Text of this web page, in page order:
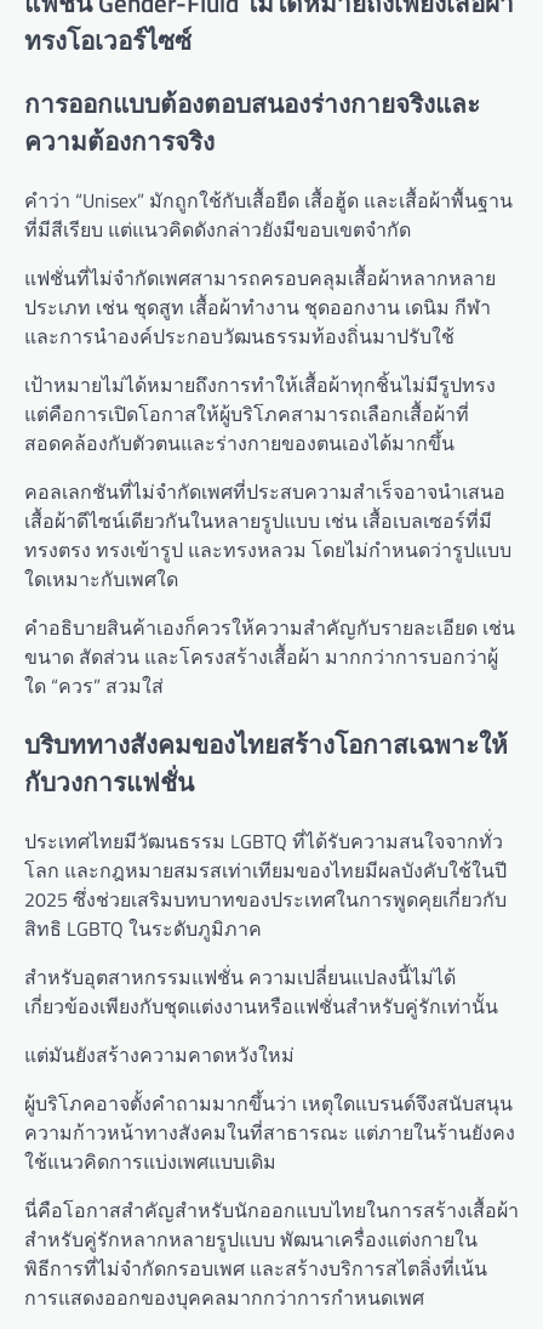
ทรงโอเวอร์ไซซ์
การออกแบบต้องตอบสนองร่างกายจริงและ
ความต้องการจริง
คำว่า “Unisex” มักถูกใช้กับเสื้อยืด เสื้อฮู้ด และเสื้อผ้าพื้นฐาน
ที่มีสีเรียบ แต่แนวคิดดังกล่าวยังมีขอบเขตจำกัด
แฟชั่นที่ไม่จำกัดเพศสามารถครอบคลุมเสื้อผ้าหลากหลาย
ประเภท เช่น ชุดสูท เสื้อผ้าทำงาน ชุดออกงาน เดนิม กีฬา
และการนำองค์ประกอบวัฒนธรรมท้องถิ่นมาปรับใช้
เป้าหมายไม่ได้หมายถึงการทำให้เสื้อผ้าทุกชิ้นไม่มีรูปทรง
แต่คือการเปิดโอกาสให้ผู้บริโภคสามารถเลือกเสื้อผ้าที่
สอดคล้องกับตัวตนและร่างกายของตนเองได้มากขึ้น
คอลเลกชันที่ไม่จำกัดเพศที่ประสบความสำเร็จอาจนำเสนอ
เสื้อผ้าดีไซน์เดียวกันในหลายรูปแบบ เช่น เสื้อเบลเซอร์ที่มี
ทรงตรง ทรงเข้ารูป และทรงหลวม โดยไม่กำหนดว่ารูปแบบ
ใดเหมาะกับเพศใด
คำอธิบายสินค้าเองก็ควรให้ความสำคัญกับรายละเอียด เช่น
ขนาด สัดส่วน และโครงสร้างเสื้อผ้า มากกว่าการบอกว่าผู้
ใด “ควร” สวมใส่
บริบททางสังคมของไทยสร้างโอกาสเฉพาะให้
กับวงการแฟชั่น
ประเทศไทยมีวัฒนธรรม LGBTQ ที่ได้รับความสนใจจากทั่ว
โลก และกฎหมายสมรสเท่าเทียมของไทยมีผลบังคับใช้ในปี
2025 ซึ่งช่วยเสริมบทบาทของประเทศในการพูดคุยเกี่ยวกับ
สิทธิ LGBTQ ในระดับภูมิภาค
สำหรับอุตสาหกรรมแฟชั่น ความเปลี่ยนแปลงนี้ไม่ได้
เกี่ยวข้องเพียงกับชุดแต่งงานหรือแฟชั่นสำหรับคู่รักเท่านั้น
แต่มันยังสร้างความคาดหวังใหม่
ผู้บริโภคอาจตั้งคำถามมากขึ้นว่า เหตุใดแบรนด์จึงสนับสนุน
ความก้าวหน้าทางสังคมในที่สาธารณะ แต่ภายในร้านยังคง
ใช้แนวคิดการแบ่งเพศแบบเดิม
นี่คือโอกาสสำคัญสำหรับนักออกแบบไทยในการสร้างเสื้อผ้า
สำหรับคู่รักหลากหลายรูปแบบ พัฒนาเครื่องแต่งกายใน
พิธีการที่ไม่จำกัดกรอบเพศ และสร้างบริการสไตลิ่งที่เน้น
การแสดงออกของบุคคลมากกว่าการกำหนดเพศ